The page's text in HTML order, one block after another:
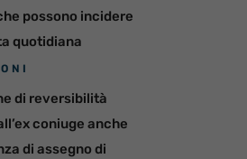
possono incidere
quotidiana
di reversibilità
coniuge anche
di assegno di